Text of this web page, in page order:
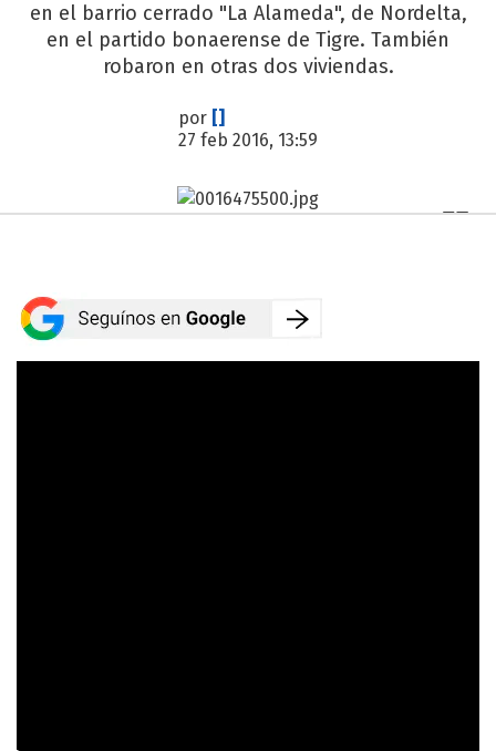
en el barrio cerrado "La Alameda", de Nordelta,
en el partido bonaerense de Tigre. También
robaron en otras dos viviendas.
por []
27 feb 2016, 13:59